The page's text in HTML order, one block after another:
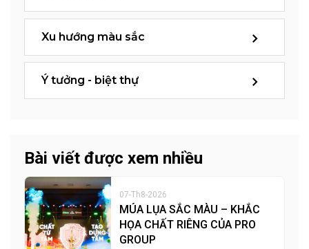
Xu hướng màu sắc
Ý tưởng - biệt thự
Bài viết được xem nhiều
07-Th8-2026
MÚA LỤA SẮC MÀU – KHẮC
HỌA CHẤT RIÊNG CỦA PRO
GROUP